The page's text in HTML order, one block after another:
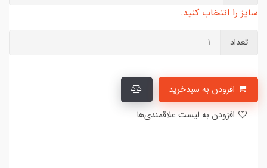
سایز را انتخاب کنید.
تعداد